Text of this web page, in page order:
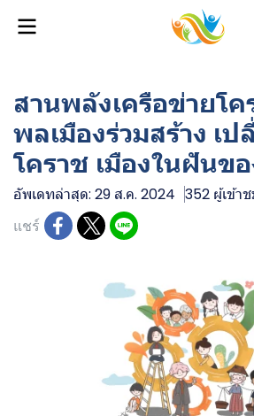
สานพลังเครือข่ายโ
พลเมืองร่วมสร้าง เป
โคราช เมืองในฝันข
อัพเดทล่าสุด: 29 ส.ค. 2024 352 ผู้เข้า
แชร์